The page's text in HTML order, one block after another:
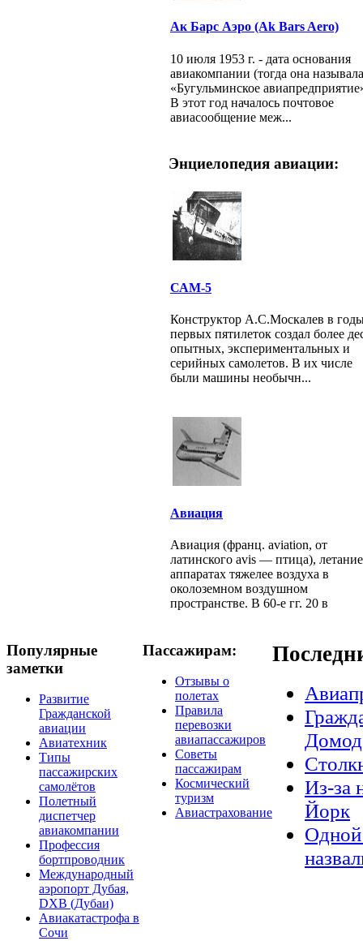
Ак Барс Аэро (Ak Bars Aero)
10 июля 1953 г. - дата основания
авиакомпании (тогда она
«Бугульминское
В этот год началось почтовое
авиасообщение меж...
Энциелопедия авиации:
САМ-5
Конструктор А.С.Москалев в
первых пятилеток создал более
опытных, экспериментальных и
серийных самолетов. В их числе
были машины необычн...
Авиация
Авиация (франц. aviation, от
латинского avis — птица),
аппаратах тяжелее воздуха в
околоземном воздушном
пространстве. В 60-е гг. 20 в
Популярные
заметки
Развитие
Гражданской
авиации
Авиатехник
Типы
пассажирских
самолётов
Полетный
диспетчер
авиакомпании
Профессия
бортпроводник
Международный
аэропорт Дубая,
DXB (Дубаи)
Авиакатастрофа в
Сочи
Пассажирам:
Отзывы о
полетах
Правила
перевозки
авиапассажиров
Советы
пассажирам
Космический
туризм
Авиастрахование
Из-за
Йорк
Одной